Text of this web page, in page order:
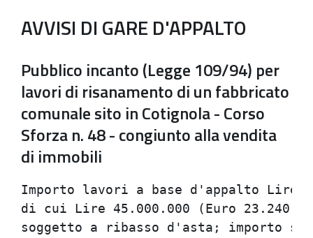
AVVISI DI GARE D'APPALTO
Pubblico incanto (Legge 109/94) per
lavori di risanamento di un fabbricato
comunale sito in Cotignola - Corso
Sforza n. 48 - congiunto alla vendita
di immobili
Importo lavori a base d'appalto
di cui Lire 45.000.000 (Euro
soggetto a ribasso d'asta;